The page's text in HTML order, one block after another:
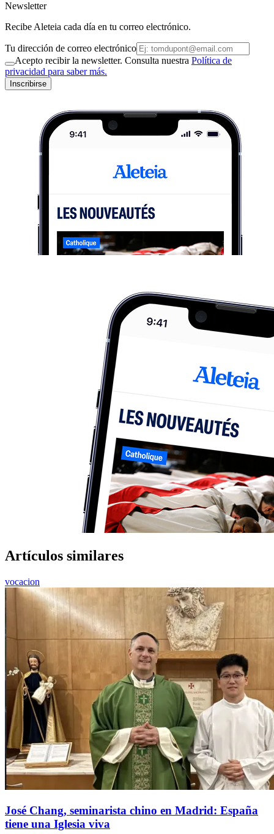
Newsletter
Recibe Aleteia cada día en tu correo electrónico.
Tu dirección de correo electrónico
Acepto recibir la newsletter. Consulta nuestra Política de
privacidad para saber más.
Inscribirse
Artículos similares
vocacion
José Chang, seminarista chino en Madrid: España
tiene una Iglesia viva